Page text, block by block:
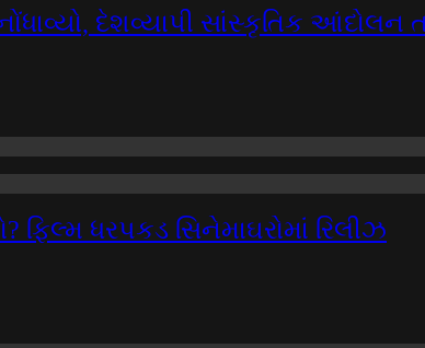
દેશવ્યાપી સાંસ્કૃતિક આંદોલન
ફિલ્મ ધરપકડ સિનેમાઘરોમાં રિલીઝ